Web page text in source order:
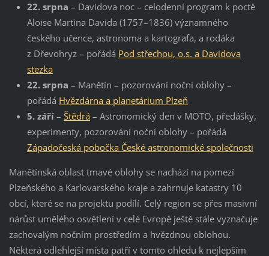
22. srpna – Davidova noc – celodenní program k poctě
Aloise Martina Davida (1757–1836) významného
českého učence, astronoma a kartografa, a rodáka
z Dřevohryz – pořádá Pod střechou, o.s. a Davidova
stezka
22. srpna – Manětín – pozorování noční oblohy –
pořádá Hvězdárna a planetárium Plzeň
5. září– Štědrá – Astronomický den v MOTO, předášky,
experimenty, pozorování noční oblohy – pořádá
Západočeská pobočka České astronomické společnosti
Manětínská oblast tmavé oblohy se nachází na pomezí
Plzeňského a Karlovarského kraje a zahrnuje katastry 10
obcí, které se na projektu podílí. Celý region se přes masivní
nárůst umělého osvětlení v celé Evropě ještě stále vyznačuje
zachovalým nočním prostředím a hvězdnou oblohou.
Některá odlehlejší místa patří v tomto ohledu k nejlepším